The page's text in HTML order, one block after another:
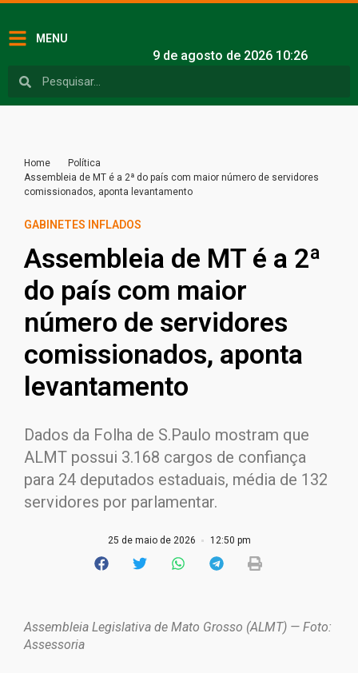
MENU
9 de agosto de 2026 10:26
Home
Política
Assembleia de MT é a 2ª do país com maior número de servidores
comissionados, aponta levantamento
GABINETES INFLADOS
Assembleia de MT é a 2ª
do país com maior
número de servidores
comissionados, aponta
levantamento
Dados da Folha de S.Paulo mostram que
ALMT possui 3.168 cargos de confiança
para 24 deputados estaduais, média de 132
servidores por parlamentar.
25 de maio de 2026 12:50 pm
Assembleia Legislativa de Mato Grosso (ALMT) — Foto:
Assessoria